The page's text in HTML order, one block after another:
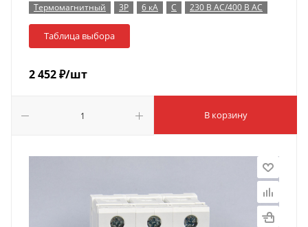
Термомагнитный
3P 6 кА C 230 В AC/400 В AC
Таблица выбора
2 452₽/шт
В корзину